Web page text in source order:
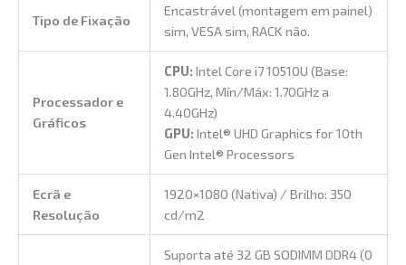
Tipo de Fixação
Encastrável (montagem em painel)
sim, VESA sim, RACK não.
Processador e
Gráficos
CPU:Intel Core i7 10510U (Base:
1.80GHz, Mín/Máx: 1.70GHz a
4.40GHz)
GPU:Intel® UHD Graphics for 10th
Gen Intel® Processors
Ecrã e
Resolução
1920×1080 (Nativa) / Brilho: 350
cd/m2
Suporta até 32 GB SODIMM DDR4 (0